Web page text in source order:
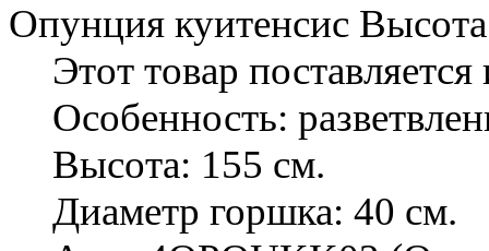
Опунция куитенсис
Этот товар
Особенность:
Высота: 155 см.
Диаметр горшка: 40 см.